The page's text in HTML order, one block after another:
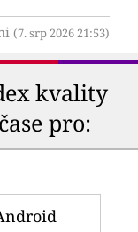
(7. srp 2026 21:53)
kvality
pro: